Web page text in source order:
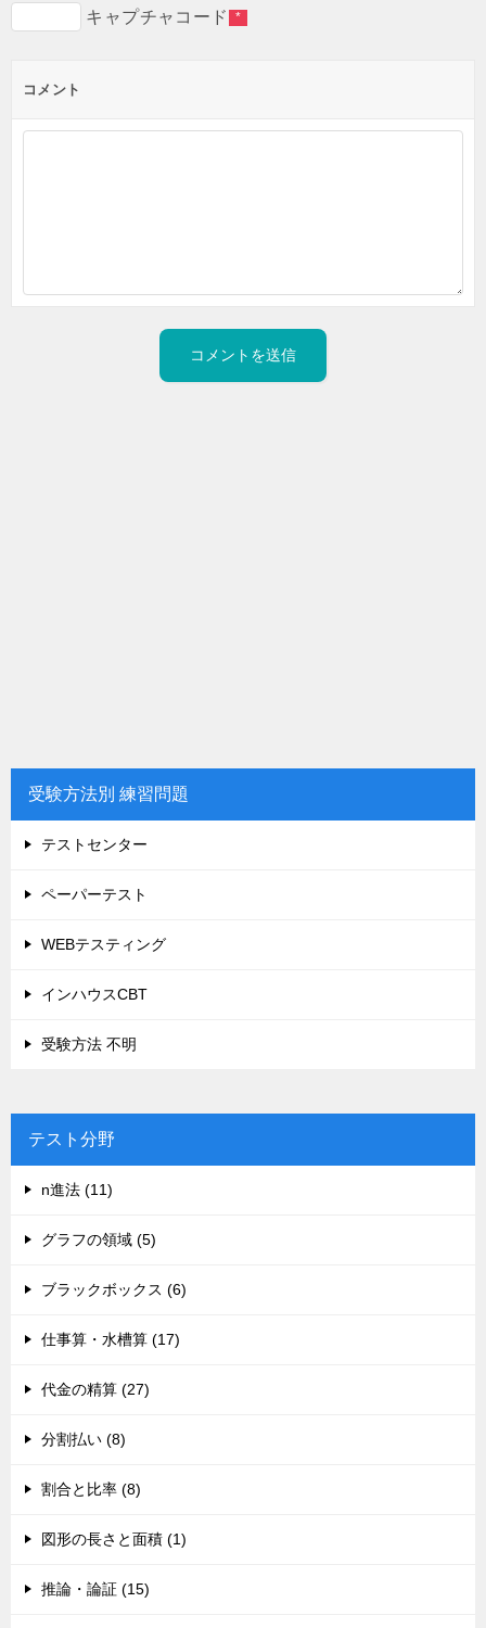
キャプチャコード *
コメント
受験方法別 練習問題
テストセンター
ペーパーテスト
WEBテスティング
インハウスCBT
受験方法 不明
テスト分野
n進法 (11)
グラフの領域 (5)
ブラックボックス (6)
仕事算・水槽算 (17)
代金の精算 (27)
分割払い (8)
割合と比率 (8)
図形の長さと面積 (1)
推論・論証 (15)